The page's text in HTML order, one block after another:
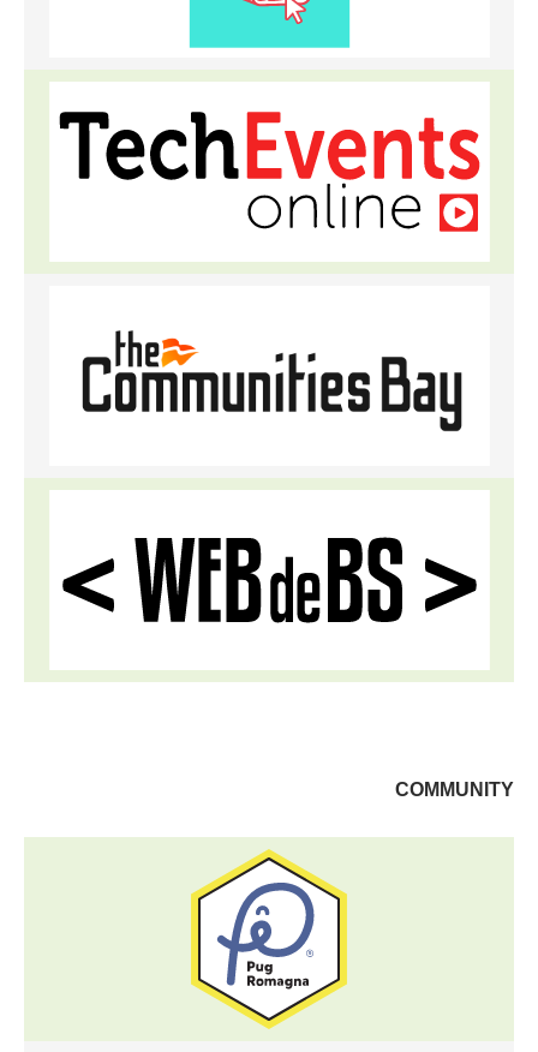
COMMUNITY